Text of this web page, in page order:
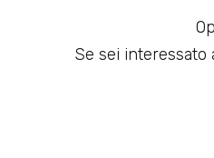
Se sei interessato